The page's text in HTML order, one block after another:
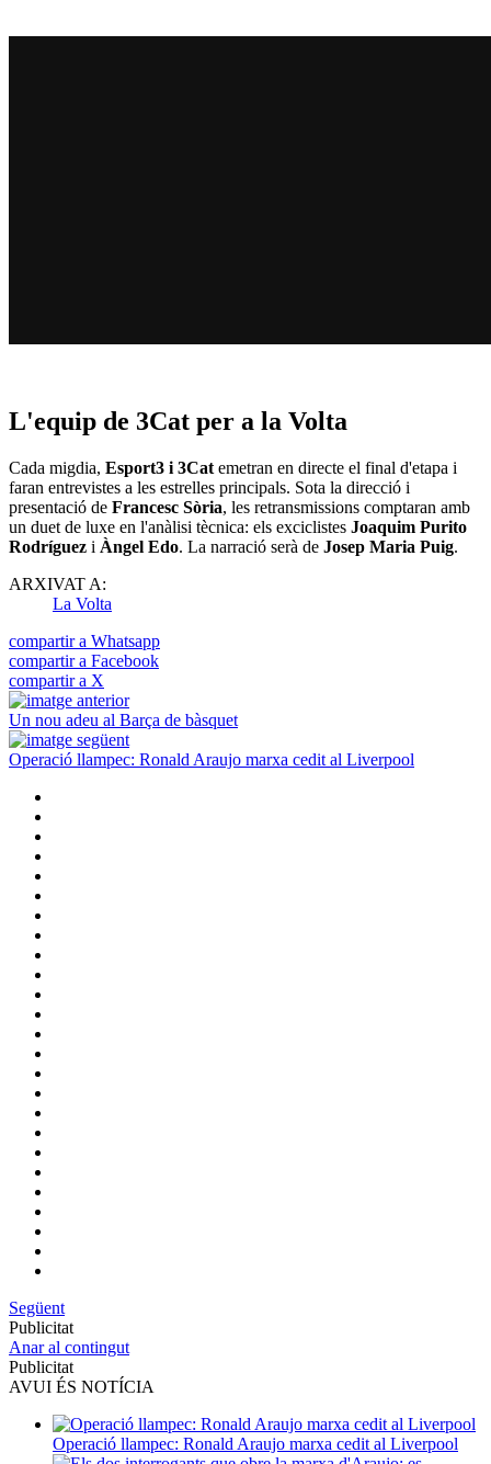
L'equip de 3Cat per a la Volta
Cada migdia, Esport3 i 3Cat emetran en directe el final d'etapa i
faran entrevistes a les estrelles principals. Sota la direcció i
presentació de Francesc Sòria, les retransmissions comptaran amb
un duet de luxe en l'anàlisi tècnica: els exciclistes Joaquim Purito
Rodríguez i Àngel Edo. La narració serà de Josep Maria Puig.
ARXIVAT A:
La Volta
compartir a Whatsapp
compartir a Facebook
compartir a X
Un nou adeu al Barça de bàsquet
Operació llampec: Ronald Araujo marxa cedit al Liverpool
Següent
Publicitat
Anar al contingut
Publicitat
AVUI ÉS NOTÍCIA
Operació llampec: Ronald Araujo marxa cedit al Liverpool